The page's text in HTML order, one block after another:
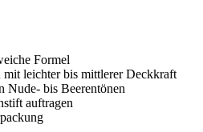
Formel
mit leichter bis mittlerer Deckkraft
Nude- bis Beerentönen
auftragen